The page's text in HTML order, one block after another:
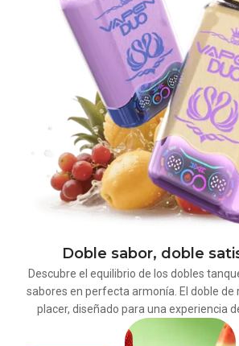
Doble sabor, doble
Descubre el equilibrio de los dobles
sabores en perfecta armonía. El doble de
placer, diseñado para una experiencia